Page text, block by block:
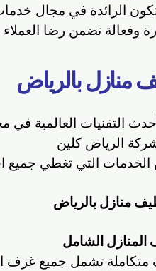
الرائدة في مجال
وفعالة تضمن رضا العملاء
منازل بالرياض
التقنيات العالمية في
الرياض كلين
التي تغطي جميع
منازل بالرياض
المنازل الشامل
تشمل جميع غرف